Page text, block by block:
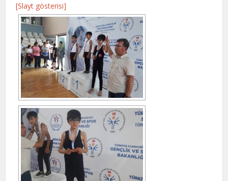
[Slayt gösterisi]